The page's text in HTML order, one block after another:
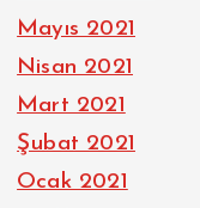
Mayıs 2021
Nisan 2021
Mart 2021
Şubat 2021
Ocak 2021